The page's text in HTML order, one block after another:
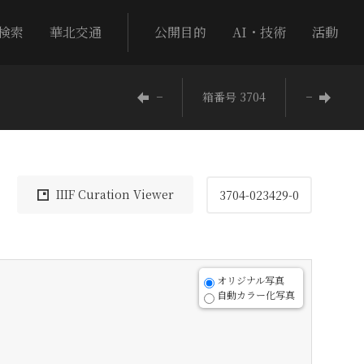
索 華北交通 公開目的 AI・技術 活動
− 箱番号 3704 −
IIIF Curation Viewer 3704-023429-0
オリジナル写真
自動カラー化写真